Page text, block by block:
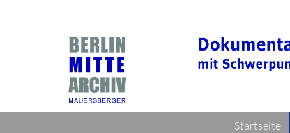
Startseite